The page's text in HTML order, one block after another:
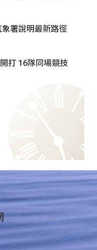
署說明最新路徑
打 16隊同場競技